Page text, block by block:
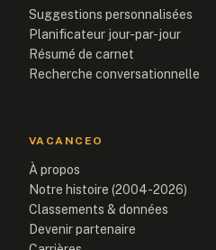
Suggestions personnalisées
Planificateur jour-par-jour
Résumé de carnet
Recherche conversationnelle
VACANCEO
À propos
Notre histoire (2004-2026)
Classements & données
Devenir partenaire